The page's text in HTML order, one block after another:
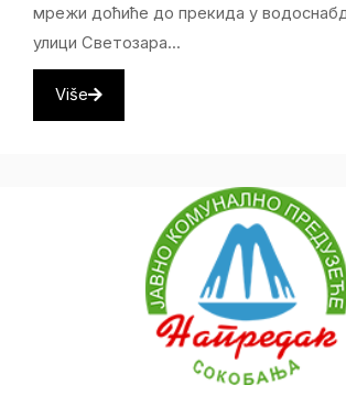
мрежи доћиће до прекида у
улици Светозара...
Više